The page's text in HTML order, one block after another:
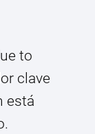
to
clave
está